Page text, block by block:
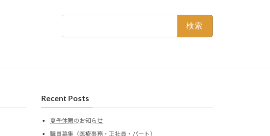
Recent Posts
夏季休暇のお知らせ
職員募集（医療事務・正社員・パート）